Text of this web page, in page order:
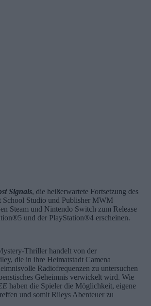
Signals, die heißerwartete Fortsetzung des
Studio und Publisher MWM
Steam und Nintendo Switch zum Release
und der PlayStation®4 erscheinen.
Thriller handelt von der
die in ihre Heimatstadt Camena
Radiofrequenzen zu untersuchen
Geheimnis verwickelt wird. Wie
haben die Spieler die Möglichkeit, eigene
und somit Rileys Abenteuer zu